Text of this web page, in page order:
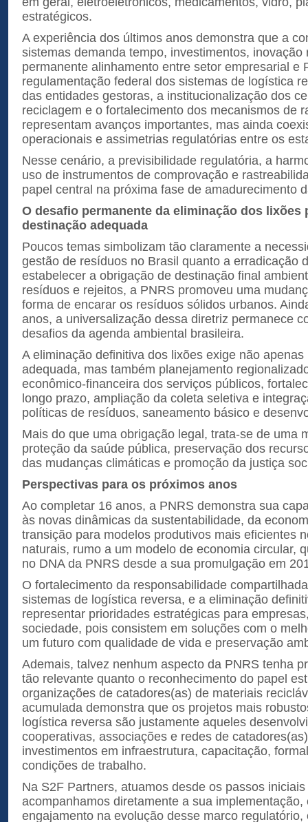
estratégicos.
A experiência dos últimos anos demonstra que a
sistemas demanda tempo, investimentos, inovação
permanente alinhamento entre setor empresarial e
regulamentação federal dos sistemas de logística
das entidades gestoras, a institucionalização dos
reciclagem e o fortalecimento dos mecanismos de
representam avanços importantes, mas ainda
operacionais e assimetrias regulatórias entre os
Nesse cenário, a previsibilidade regulatória, a
uso de instrumentos de comprovação e
papel central na próxima fase de amadurecimento
O desafio permanente da eliminação dos lixões
destinação adequada
Poucos temas simbolizam tão claramente a
gestão de resíduos no Brasil quanto a erradicação
estabelecer a obrigação de destinação final
resíduos e rejeitos, a PNRS promoveu uma
forma de encarar os resíduos sólidos urbanos.
anos, a universalização dessa diretriz permanece
desafios da agenda ambiental brasileira.
A eliminação definitiva dos lixões exige não apenas
adequada, mas também planejamento
econômico-financeira dos serviços públicos,
longo prazo, ampliação da coleta seletiva e
políticas de resíduos, saneamento básico e
Mais do que uma obrigação legal, trata-se de uma
proteção da saúde pública, preservação dos
das mudanças climáticas e promoção da justiça
Perspectivas para os próximos anos
Ao completar 16 anos, a PNRS demonstra sua
às novas dinâmicas da sustentabilidade, da
transição para modelos produtivos mais eficientes
naturais, rumo a um modelo de economia circular,
no DNA da PNRS desde a sua promulgação em
O fortalecimento da responsabilidade
sistemas de logística reversa, e a eliminação
representar prioridades estratégicas para
sociedade, pois consistem em soluções com o
um futuro com qualidade de vida e preservação
Ademais, talvez nenhum aspecto da PNRS tenha
tão relevante quanto o reconhecimento do papel
organizações de catadores(as) de materiais
acumulada demonstra que os projetos mais
logística reversa são justamente aqueles
cooperativas, associações e redes de
investimentos em infraestrutura, capacitação,
condições de trabalho.
Na S2F Partners, atuamos desde os passos
acompanhamos diretamente a sua implementação,
engajamento na evolução desse marco regulatório,